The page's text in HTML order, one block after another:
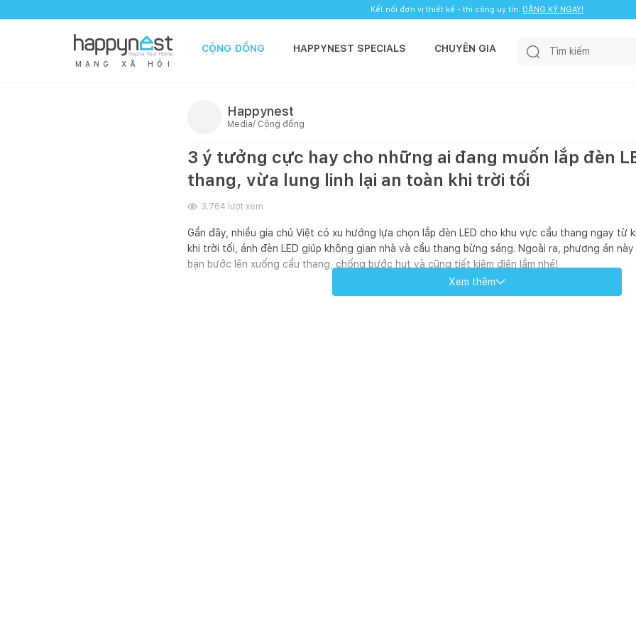
Kết nối đơn vị thiết kế - thi công uy tín. ĐĂNG KÝ NGAY!
M Ạ N G X Ã H Ộ I
CỘNG ĐỒNG HAPPYNEST SPECIALS CHUYÊN GIA
Happynest
Media/ Cộng đồng
3 ý tưởng cực hay cho những ai đang muốn lắp đèn
thang, vừa lung linh lại an toàn khi trời tối
3.764 lượt xem
Gần đây, nhiều gia chủ Việt có xu hướng lựa chọn lắp đèn LED cho khu vực cầu thang ngay từ
khi trời tối, ánh đèn LED giúp không gian nhà và cầu thang bừng sáng. Ngoài ra, phương án
bạn bước lên xuống cầu thang, chống bước hụt và cũng tiết kiệm điện lắm nhé!
Xem thêm